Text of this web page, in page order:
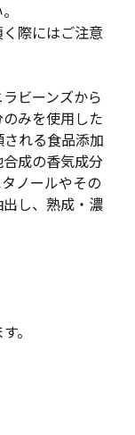
際にはご注意
ビーンズから
みを使用した
れる食品添加
成の香気成分
ノールやその
し、熟成・濃
。